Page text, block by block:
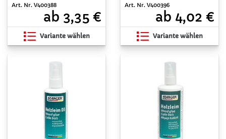
Art. Nr. V400388
ab 3,35 €
Variante wählen
Art. Nr. V400396
ab 4,02 €
Variante wählen